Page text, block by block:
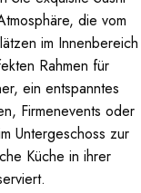
die vom
im Innenbereich
Rahmen für
ein entspanntes
Firmenevents oder
Untergeschoss zur
Küche in ihrer